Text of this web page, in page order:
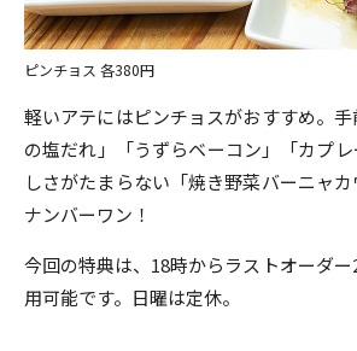
ピンチョス 各380円
軽いアテにはピンチョスがおすすめ。
の塩だれ」「うずらベーコン」「カプ
しさがたまらない「焼き野菜バーニャ
ナンバーワン！
今回の特典は、18時からラストオーダ
用可能です。日曜は定休。